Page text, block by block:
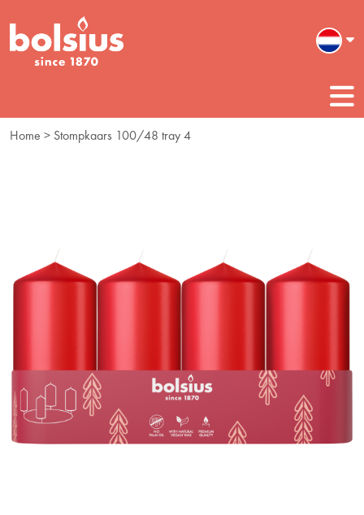
Home > Stompkaars 100/48 tray 4